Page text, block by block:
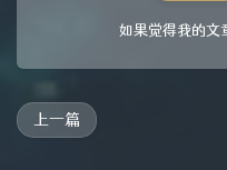
如果觉得我的文
上一篇